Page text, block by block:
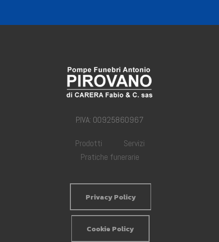
P.IVA: 00925860967
Prodotti
Servizi
Pratiche funerarie
Privacy Policy
Cookie Policy